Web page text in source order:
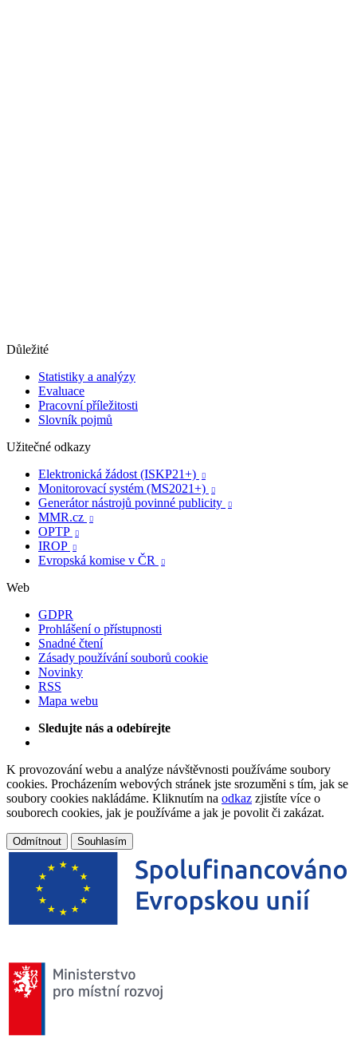
Důležité
Statistiky a analýzy
Evaluace
Pracovní příležitosti
Slovník pojmů
Užitečné odkazy
Elektronická žádost (ISKP21+)

Monitorovací systém (MS2021+) 
Generátor nástrojů povinné publicity 
MMR.cz 
OPTP 
IROP 
Evropská komise v ČR 
Web
GDPR
Prohlášení o přístupnosti
Snadné čtení
Zásady používání souborů cookie
Novinky
RSS
Mapa webu
Sledujte nás a odebírejte
K provozování webu a analýze návštěvnosti používáme soubory
cookies. Procházením webových stránek jste srozuměni s tím, jak se
soubory cookies nakládáme. Kliknutím na odkaz zjistíte více o
souborech cookies, jak je používáme a jak je povolit či zakázat.
Odmítnout Souhlasím